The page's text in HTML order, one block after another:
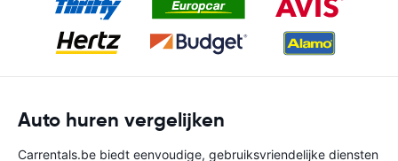
Auto huren vergelijken
Carrentals.be biedt eenvoudige, gebruiksvriendelijke diensten